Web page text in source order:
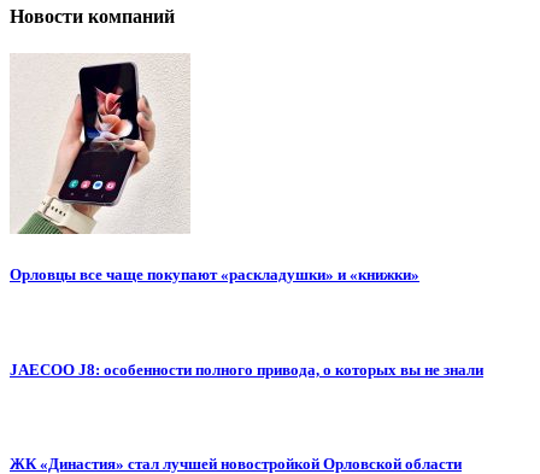
Новости компаний
Орловцы все чаще покупают «раскладушки» и «книжки»
JAECOO J8: особенности полного привода, о которых вы не знали
ЖК «Династия» стал лучшей новостройкой Орловской области